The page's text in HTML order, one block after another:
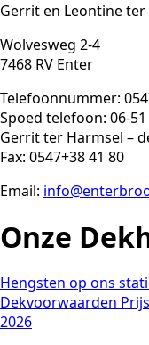
Gerrit en Leontine
Wolvesweg 2-4
7468 RV Enter
Telefoonnummer:
Spoed telefoon: 06-51
Gerrit ter Harmsel –
Fax: 0547+38 41 80
Email:
Onze
Hengsten op ons
Dekvoorwaarden
2026